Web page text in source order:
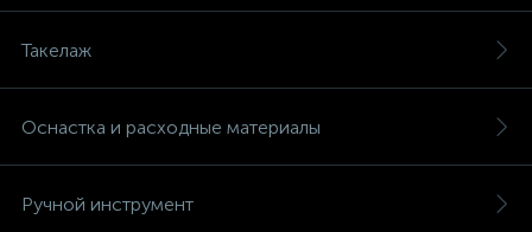
Такелаж
Оснастка и расходные материалы
Ручной инструмент